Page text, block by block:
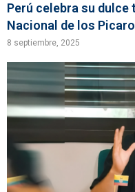
Perú celebra su dulce
Nacional de los
8 septiembre, 2025